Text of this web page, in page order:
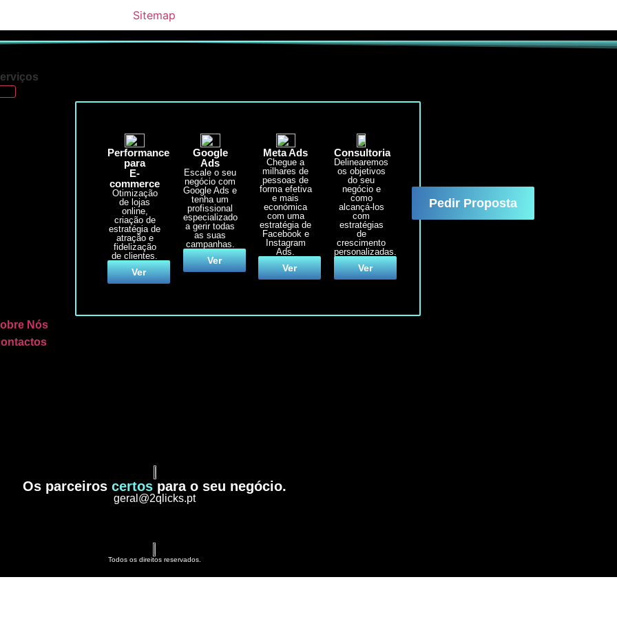
Sitemap
Performance
para
E-
commerce
Otimização
de lojas
online,
criação de
estratégia de
atração e
fidelização
de clientes.
Ver
Google
Ads
Escale o seu
negócio com
Google Ads e
tenha um
profissional
especializado
a gerir todas
as suas
campanhas.
Ver
Meta Ads
Chegue a
milhares de
pessoas de
forma efetiva
e mais
económica
com uma
estratégia de
Facebook e
Instagram
Ads.
Ver
Consultoria
Delinearemos
os objetivos
do seu
negócio e
como
alcançá-los
com
estratégias
de
crescimento
personalizadas.
Ver
Nós
Pedir Proposta
Os parceiros certospara o seu negócio.
geral@2qlicks.pt
Todos os direitos reservados.